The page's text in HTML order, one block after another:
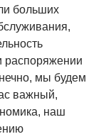
больших
распоряжении
мы будем
важный,
наш